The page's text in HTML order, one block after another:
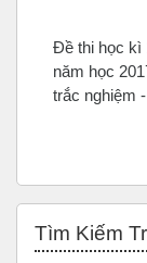
Đề thi học kì
năm học
trắc nghiệm
Tìm Kiếm